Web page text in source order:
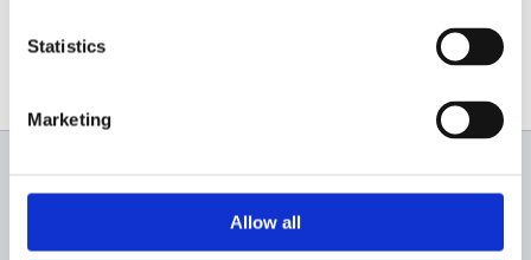
Statistics
Marketing
Allow all
Newsletter
Profită de super reduceri!